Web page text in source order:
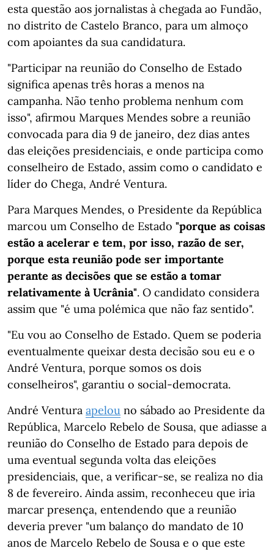
esta questão aos jornalistas à chegada ao Fundão,
no distrito de Castelo Branco, para um almoço
com apoiantes da sua candidatura.
"Participar na reunião do Conselho de Estado
significa apenas três horas a menos na
campanha. Não tenho problema nenhum com
isso", afirmou Marques Mendes sobre a reunião
convocada para dia 9 de janeiro, dez dias antes
das eleições presidenciais, e onde participa como
conselheiro de Estado, assim como o candidato e
líder do Chega, André Ventura.
Para Marques Mendes, o Presidente da República
marcou um Conselho de Estado "porque as coisas
estão a acelerar e tem, por isso, razão de ser,
porque esta reunião pode ser importante
perante as decisões que se estão a tomar
relativamente à Ucrânia". O candidato considera
assim que "é uma polémica que não faz sentido".
"Eu vou ao Conselho de Estado. Quem se poderia
eventualmente queixar desta decisão sou eu e o
André Ventura, porque somos os dois
conselheiros", garantiu o social-democrata.
André Ventura apelou no sábado ao Presidente da
República, Marcelo Rebelo de Sousa, que adiasse a
reunião do Conselho de Estado para depois de
uma eventual segunda volta das eleições
presidenciais, que, a verificar-se, se realiza no dia
8 de fevereiro. Ainda assim, reconheceu que iria
marcar presença, entendendo que a reunião
deveria prever "um balanço do mandato de 10
anos de Marcelo Rebelo de Sousa e o que este